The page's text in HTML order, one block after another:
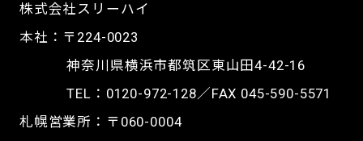
株式会社スリーハイ
本社：〒224-0023
神奈川県横浜市都筑区東山田4-42-16
TEL： 0120-972-128／FAX 045-590-5571
札幌営業所：〒060-0004